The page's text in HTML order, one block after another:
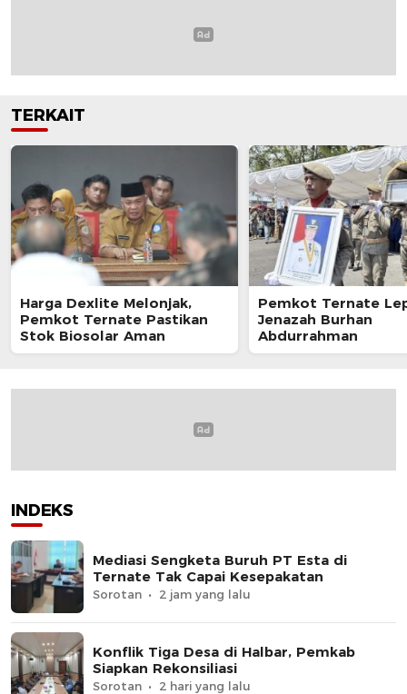
TERKAIT
Harga Dexlite Melonjak,
Pemkot Ternate Pastikan
Stok Biosolar Aman
Pemkot Ternate
Jenazah Burhan
Abdurrahman
INDEKS
Mediasi Sengketa Buruh PT Esta di
Ternate Tak Capai Kesepakatan
Sorotan 2 jam yang lalu
Konflik Tiga Desa di Halbar, Pemkab
Siapkan Rekonsiliasi
Sorotan 2 hari yang lalu